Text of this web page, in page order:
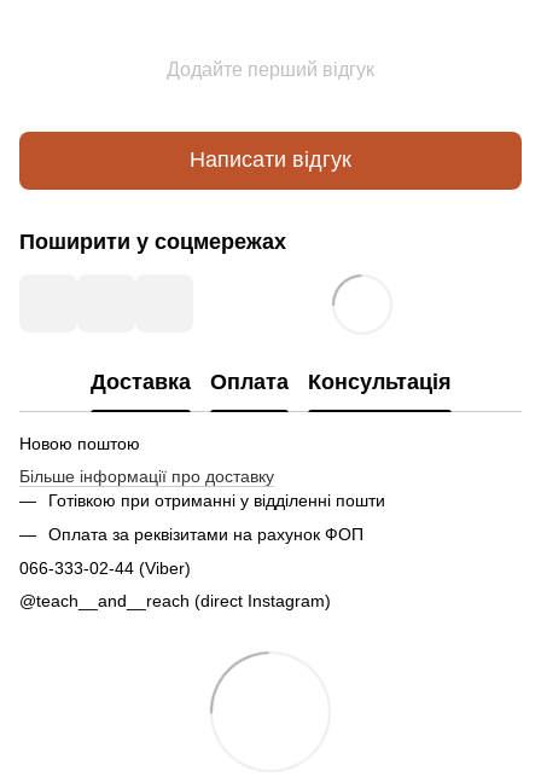
Додайте перший відгук
Написати відгук
Поширити у соцмережах
Доставка Оплата Консультація
Новою поштою
Більше інформації про доставку
Готівкою при отриманні у відділенні пошти
Оплата за реквізитами на рахунок ФОП
066-333-02-44 (Viber)
@teach__and__reach (direct Instagram)